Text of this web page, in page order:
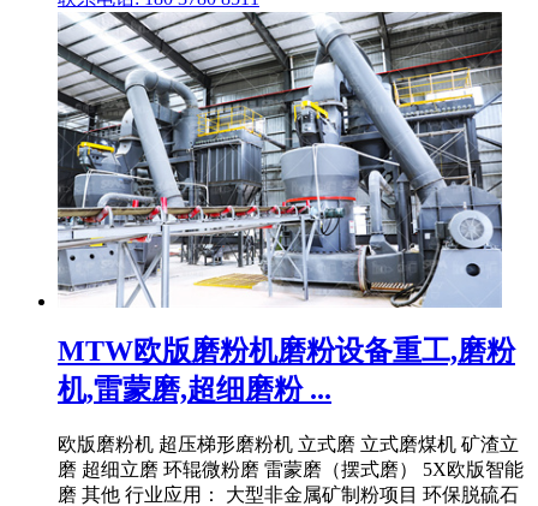
MTW欧版磨粉机磨粉设备重工,磨粉
机,雷蒙磨,超细磨粉 ...
欧版磨粉机 超压梯形磨粉机 立式磨 立式磨煤机 矿渣立
磨 超细立磨 环辊微粉磨 雷蒙磨（摆式磨） 5X欧版智能
磨 其他 行业应用： 大型非金属矿制粉项目 环保脱硫石